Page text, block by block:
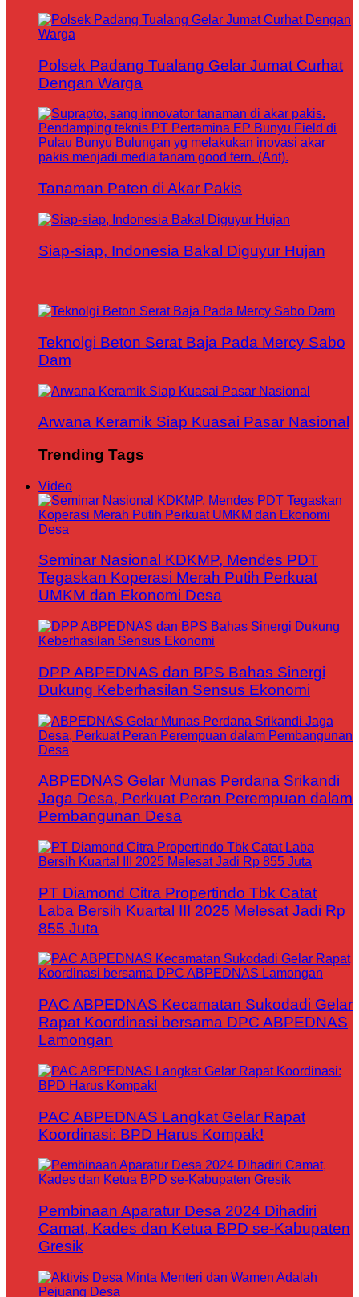
Polsek Padang Tualang Gelar Jumat Curhat
Dengan Warga
Tanaman Paten di Akar Pakis
Siap-siap, Indonesia Bakal Diguyur Hujan
Teknolgi Beton Serat Baja Pada Mercy Sabo
Dam
Arwana Keramik Siap Kuasai Pasar Nasional
Trending Tags
Video
Seminar Nasional KDKMP, Mendes PDT
Tegaskan Koperasi Merah Putih Perkuat
UMKM dan Ekonomi Desa
DPP ABPEDNAS dan BPS Bahas Sinergi
Dukung Keberhasilan Sensus Ekonomi
ABPEDNAS Gelar Munas Perdana Srikandi
Jaga Desa, Perkuat Peran Perempuan dalam
Pembangunan Desa
PT Diamond Citra Propertindo Tbk Catat
Laba Bersih Kuartal III 2025 Melesat Jadi Rp
855 Juta
PAC ABPEDNAS Kecamatan Sukodadi Gelar
Rapat Koordinasi bersama DPC ABPEDNAS
Lamongan
PAC ABPEDNAS Langkat Gelar Rapat
Koordinasi: BPD Harus Kompak!
Pembinaan Aparatur Desa 2024 Dihadiri
Camat, Kades dan Ketua BPD se-Kabupaten
Gresik